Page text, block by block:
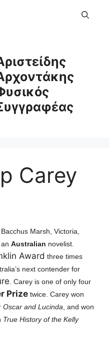
Carey
Marsh, Victoria,
Australian novelist.
Award three times
next contender for
Carey is one of only four
Prize twice. Carey won
Oscar and Lucinda , and won
True History of the Kelly